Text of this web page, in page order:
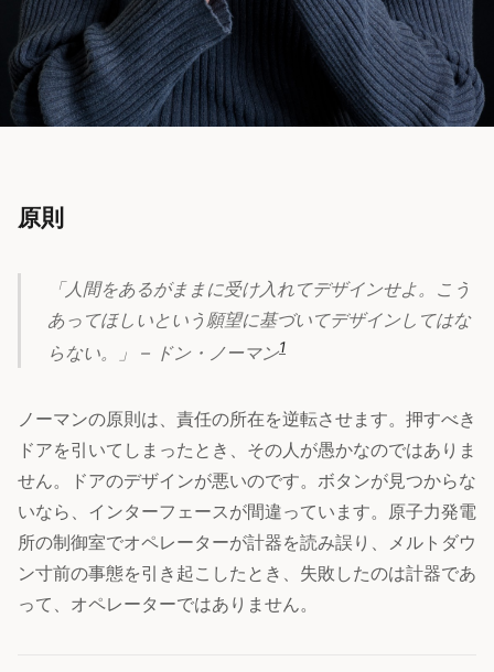
原則
「人間をあるがままに受け入れてデザインせよ。こう
あってほしいという願望に基づいてデザインしてはな
らない。」 – ドン・ノーマン1
ノーマンの原則は、責任の所在を逆転させます。押すべき
ドアを引いてしまったとき、その人が愚かなのではありま
せん。ドアのデザインが悪いのです。ボタンが見つからな
いなら、インターフェースが間違っています。原子力発電
所の制御室でオペレーターが計器を読み誤り、メルトダウ
ン寸前の事態を引き起こしたとき、失敗したのは計器であ
って、オペレーターではありません。